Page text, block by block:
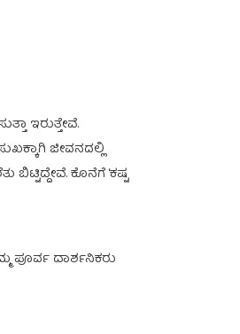
ಇರುತ್ತೇವೆ.
ಜೀವನದಲ್ಲಿ
ಕೊನೆಗೆ ‘ಕಷ್ಟ
ಪೂರ್ವ ದಾರ್ಶನಿಕರು